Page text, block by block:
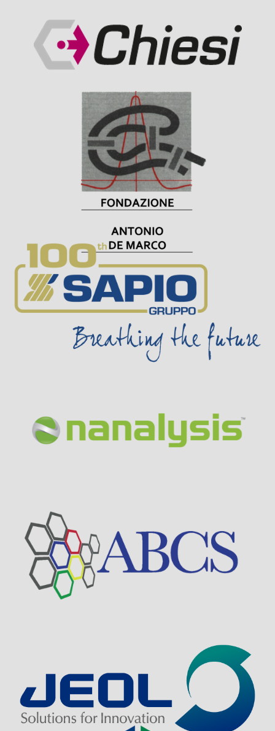
Visit Sponsor Page
Visit Sponsor Page
Visit Sponsor Page
Visit Sponsor Page
Visit Sponsor Page
Visit Sponsor Page